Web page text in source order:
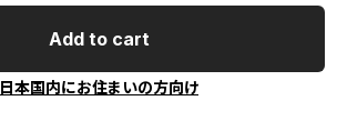
Add to cart
日本国内にお住まいの方向け